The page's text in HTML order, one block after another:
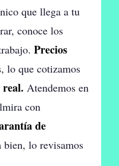
que llega a tu
conoce los
Precios
lo que cotizamos
Atendemos en
con
de
bien, lo revisamos